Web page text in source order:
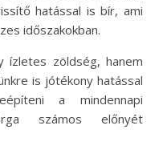
hatással is bír, ami
időszakokban.
ízletes zöldség, hanem
is jótékony hatással
a mindennapi
számos előnyét